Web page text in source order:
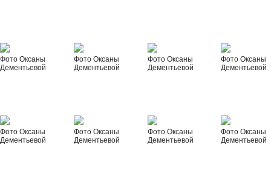
Фото Оксаны
Дементьевой
Фото Оксаны
Дементьевой
Фото Оксаны
Дементьевой
Фото Оксаны
Дементьевой
Фото Оксаны
Дементьевой
Фото Оксаны
Дементьевой
Фото Оксаны
Дементьевой
Фото Оксаны
Дементьевой